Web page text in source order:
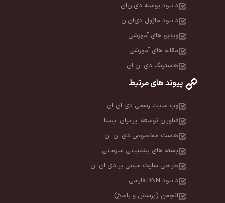
دانلود پوسته دی‌ان‌ان
دانلود ماژول دی‌ان‌ان
ویدیو های آموزشی
مقاله های آموزشی
هاستینگ دی ان ان
پیوند های مرتبط
وب سایت رسمی دی ان ان
فناوران توسعه ایرانیان ایستا
هاست مخصوص دی ان ان
بسته های پشتیبانی سازمانی
طراحی سایت مبتنی بر دی ان ان
دانلود DNN فارسی
انجمن (پرسش و پاسخ)